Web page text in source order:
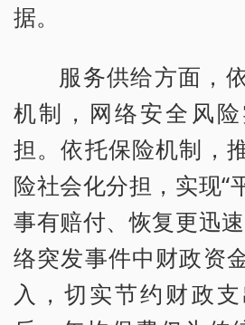
据。
服务供给方面，
机制，网络安全风
担。依托保险机制，
险社会化分担，实现“
事有赔付、恢复更迅
络突发事件中财政资
入，切实节约财政